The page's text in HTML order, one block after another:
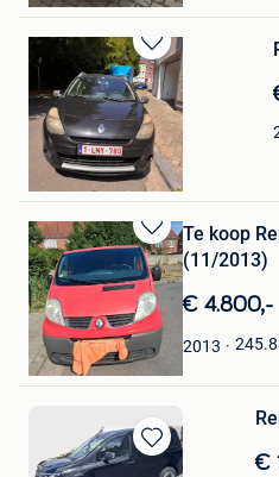
Bewaren
in
Mijn
Favorieten
Maknoun Zakaria
Verviers
Bewaren
in
Mijn
Favorieten
Te koop
(11/2013)
€ 4.800,-
2013
Coppens Stéphane
Mouscron
Bewaren
€